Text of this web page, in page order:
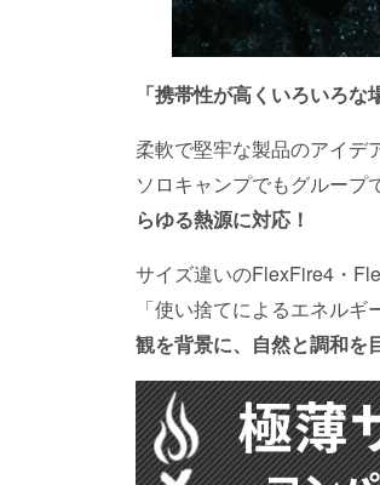
「携帯性が高くいろいろ
柔軟で堅牢な製品のアイデ
ソロキャンプでもグループ
らゆる熱源に対応！
サイズ違いのFlexFire4・
「使い捨てによるエネル
観を背景に、自然と調和を